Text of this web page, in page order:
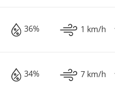
36% 1 km/h
34% 7 km/h